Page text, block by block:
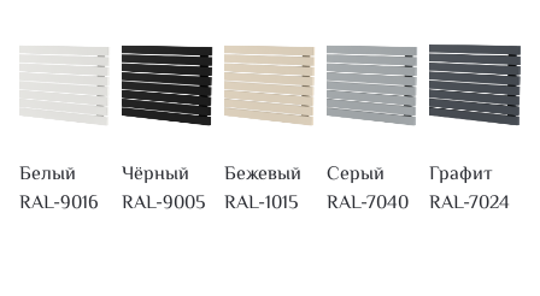
Белый
RAL-9016
Чёрный
RAL-9005
Бежевый
RAL-1015
Серый
RAL-7040
Графит
RAL-7024